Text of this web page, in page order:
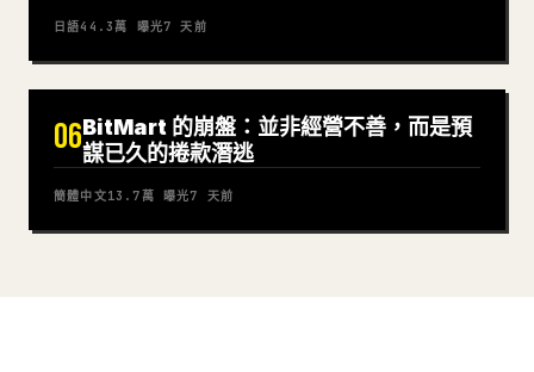
日語44.3萬 曝光7 天前
06BitMart 的崩盤：並非經營不善，而是預
謀已久的捲款潛逃
簡體中文13.7萬 曝光7 天前